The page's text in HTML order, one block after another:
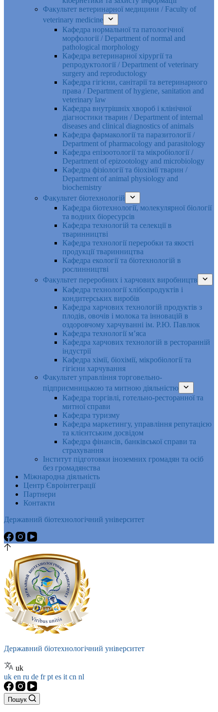
Факультет ветеринарної медицини / Faculty of
veterinary medicine
Кафедра нормальної та патологічної
морфології / Department of normal and
pathological morphology
Кафедра ветеринарної хірургії та
репродуктології / Department of veterinary
surgery and reproductology
Кафедра гігієни, санітарії та ветеринарного
права / Department of hygiene, sanitation and
veterinary law
Кафедра внутрішніх хвороб і клінічної
діагностики тварин / Department of internal
diseases and clinical diagnostics of animals
Кафедра фармакології та паразитології /
Department of pharmacology and parasitology
Кафедра епізоотології та мікробіології /
Department of epizootology and microbiology
Кафедра фізіології та біохімії тварин /
Department of animal physiology and
biochemistry
Факультет біотехнологій
Кафедра біотехнології, молекулярної біології
та водних біоресурсів
Кафедра технологій та селекції в
тваринництві
Кафедра технології переробки та якості
продукції тваринництва
Кафедра екології та біотехнологій в
рослинництві
Факультет переробних і харчових виробництв
Кафедра технології хлібопродуктів і
кондитерських виробів
Кафедра харчових технологій продуктів з
плодів, овочів і молока та інновацій в
оздоровчому харчуванні ім. Р.Ю. Павлюк
Кафедра технології м’яса
Кафедра харчових технологій в ресторанній
індустрії
Кафедра хімії, біохімії, мікробіології та
гігієни харчування
Факультет управління торговельно-
підприємницькою та митною діяльністю
Кафедра торгівлі, готельно-ресторанної та
митної справи
Кафедра туризму
Кафедра маркетингу, управління репутацією
та клієнтським досвідом
Кафедра фінансів, банківської справи та
страхування
Інститут підготовки іноземних громадян та осіб
без громадянства
Міжнародна діяльність
Центр Євроінтеграції
Партнери
Контакти
Державний біотехнологічний університет
Державний біотехнологічний університет
uk
uk en ru de frpt es it cn nl
Пошук